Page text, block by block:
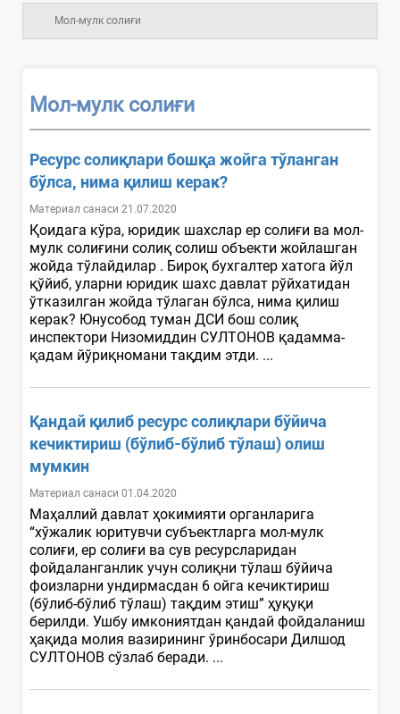
Мол-мулк солиғи
Мол-мулк солиғи
Ресурс солиқлари бошқа жойга тўланган
бўлса, нима қилиш керак?
Материал санаси 21.07.2020
Қоидага кўра, юридик шахслар ер солиғи ва мол-
мулк солиғини солиқ солиш объекти жойлашган
жойда тўлайдилар . Бироқ бухгалтер хатога йўл
қўйиб, уларни юридик шахс давлат рўйхатидан
ўтказилган жойда тўлаган бўлса, нима қилиш
керак? Юнусобод туман ДСИ бош солиқ
инспектори Низомиддин СУЛТОНОВ қадамма-
қадам йўриқномани тақдим этди. ...
Қандай қилиб ресурс солиқлари бўйича
кечиктириш (бўлиб-бўлиб тўлаш) олиш
мумкин
Материал санаси 01.04.2020
Маҳаллий давлат ҳокимияти органларига
“хўжалик юритувчи субъектларга мол-мулк
солиғи, ер солиғи ва сув ресурсларидан
фойдаланганлик учун солиқни тўлаш бўйича
фоизларни ундирмасдан 6 ойга кечиктириш
(бўлиб-бўлиб тўлаш) тақдим этиш” ҳуқуқи
берилди. Ушбу имкониятдан қандай фойдаланиш
ҳақида молия вазирининг ўринбосари Дилшод
СУЛТОНОВ сўзлаб беради. ...